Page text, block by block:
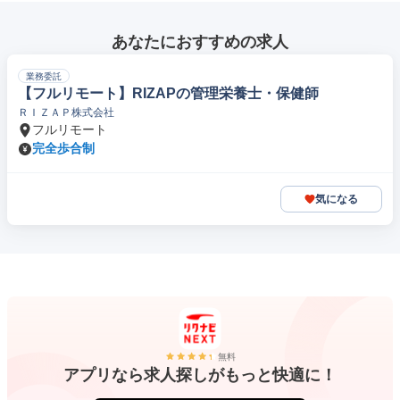
あなたにおすすめの求人
業務委託
【フルリモート】RIZAPの管理栄養士・保健師
ＲＩＺＡＰ株式会社
フルリモート
完全歩合制
気になる
無料
アプリなら求人探しがもっと快適に！